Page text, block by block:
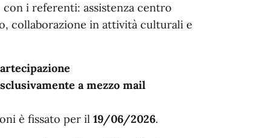
i referenti: assistenza centro
collaborazione in attività culturali e
a mezzo mail
è fissato per il 19/06/2026.